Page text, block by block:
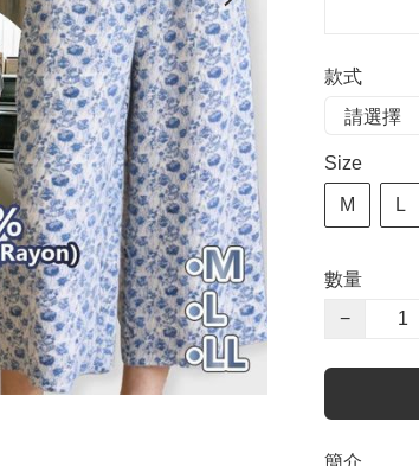
款式
Size
M L
數量
−
簡介